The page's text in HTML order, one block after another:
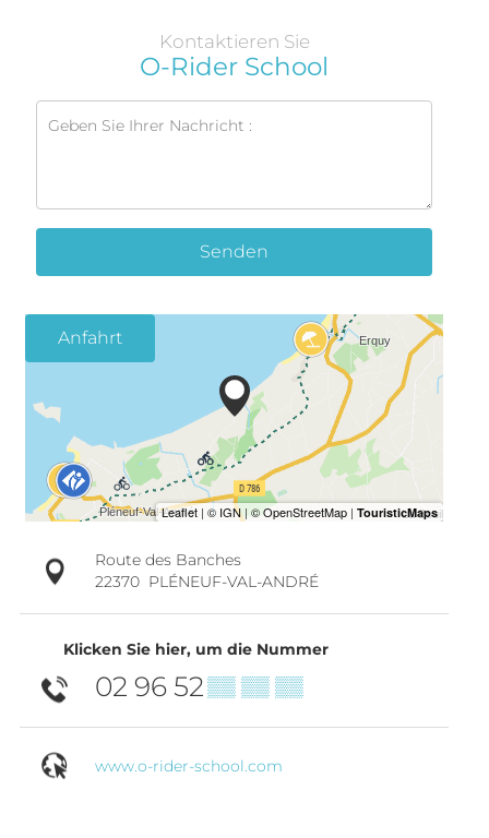
Kontaktieren Sie
O-Rider School
Senden
Anfahrt
Route des Banches
22370 PLÉNEUF-VAL-ANDRÉ
Klicken Sie hier, um die Nummer
02 96 52▒▒ ▒▒ ▒▒
www.o-rider-school.com